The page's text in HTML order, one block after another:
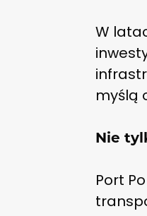
W
myślą
Nie
Port